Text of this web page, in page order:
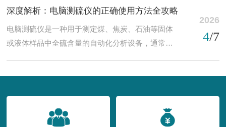
测定入炉煤的硫分，辅助脱硫系统运行调控，确保
其涵盖量热仪、工业分析仪、测硫仪、胶质层测定
构与原理上具有共性。为确保测试数据准确、操作
安全，各类煤炭实验设备通常由以下功能模块构
成。以下是各组成部件的功能特点：1、高温炉体系
统：配备程序控温电炉，采用硅碳棒或电阻丝加
深度解析：电脑测硫仪的正确使用方法全攻略
电脑测硫仪是一种用于测定煤、焦炭、石油等固体
或液体样品中全硫含量的自动化分析设备，通常基
设备稳定及操作安全，必须遵循规范的操作流程。
以下是电脑测硫仪的正确使用方法：1、使用前检查
2026
4/7